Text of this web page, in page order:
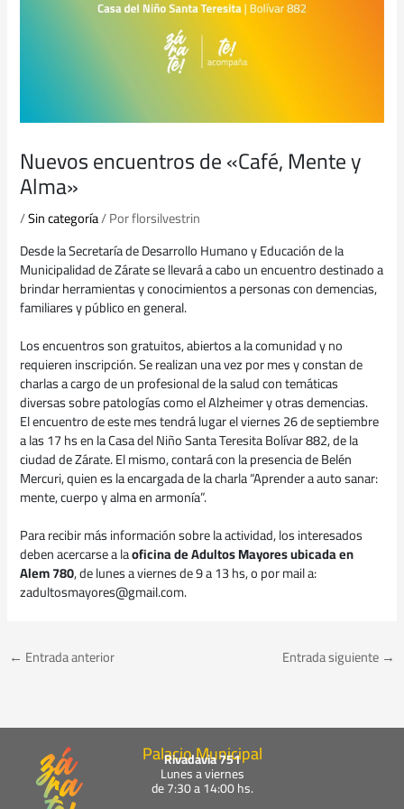
Nuevos encuentros de «Café, Mente y
Alma»
/Sin categoría/ Porflorsilvestrin
Desde la Secretaría de Desarrollo Humano y Educación de la
Municipalidad de Zárate se llevará a cabo un encuentro destinado a
brindar herramientas y conocimientos a personas con demencias,
familiares y público en general.
Los encuentros son gratuitos, abiertos a la comunidad y no
requieren inscripción. Se realizan una vez por mes y constan de
charlas a cargo de un profesional de la salud con temáticas
diversas sobre patologías como el Alzheimer y otras demencias.
El encuentro de este mes tendrá lugar el viernes 26 de septiembre
a las 17 hs en la Casa del Niño Santa Teresita Bolívar 882, de la
ciudad de Zárate. El mismo, contará con la presencia de Belén
Mercuri, quien es la encargada de la charla “Aprender a auto sanar:
mente, cuerpo y alma en armonía”.
Para recibir más información sobre la actividad, los interesados
deben acercarse a laoficina de Adultos Mayores ubicada en
Alem 780, de lunes a viernes de 9 a 13 hs, o por mail a:
zadultosmayores@gmail.com.
← Entrada anterior Entrada siguiente →
Palacio Municipal
Rivadavia 751
Lunes a viernes
de 7:30 a 14:00 hs.